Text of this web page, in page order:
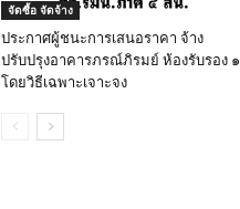
จัดซื้อ จัดจ้าง
ประกาศผู้ชนะการเสนอราคา จ้าง
ปรับปรุงอาคารภรณ์ภิรมย์ ห้องรับรอง ๑
โดยวิธีเฉพาะเจาะจง